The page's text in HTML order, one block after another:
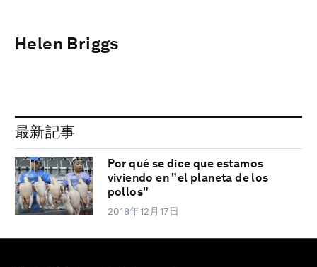
Helen Briggs
最新記事
Por qué se dice que estamos
viviendo en "el planeta de los
pollos"
2018年12月17日